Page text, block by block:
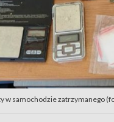
w samochodzie zatrzymanego